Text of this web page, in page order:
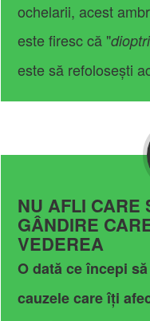
ochelarii, acest
este firesc că "
este să refolosești
NU AFLI CARE
GÂNDIRE
VEDEREA
O dată ce începi
cauzele care îți